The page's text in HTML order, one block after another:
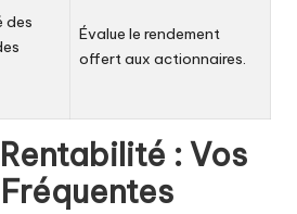
des
Évalue le rendement
offert aux actionnaires.
: Vos